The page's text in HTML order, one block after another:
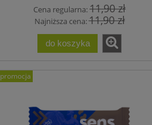
Cena regularna:11,90 zł
Najniższa cena:11,90 zł
do koszyka
promocja